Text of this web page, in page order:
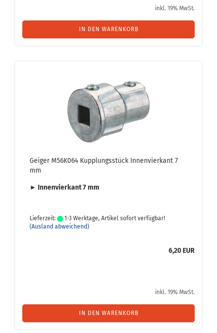
inkl. 19% MwSt.
IN DEN WARENKORB
Gei­ger M56K064 Kupp­lungs­stück In­nen­vier­kant 7
mm
► In­nen­vier­kant 7 mm
Lieferzeit:
1-3 Werktage, Artikel sofort verfügbar!
(Ausland abweichend)
6,20 EUR
inkl. 19% MwSt.
IN DEN WARENKORB